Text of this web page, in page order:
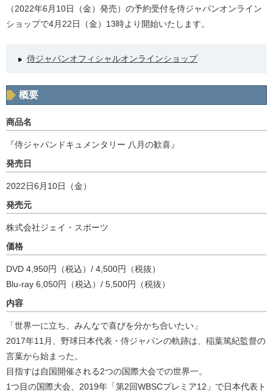
（2022年6月10日（金）発売）の予約受付を侍ジャパンオンライン
ショップで4月22日（金）13時より開始いたします。
侍ジャパンオフィシャルオンラインショップ
概要
商品名
『侍ジャパンドキュメンタリー 八月の歓喜』
発売日
2022日6月10日（金）
発売元
株式会社ジェイ・スポーツ
価格
DVD 4,950円（税込）/ 4,500円（税抜）
Blu-ray 6,050円（税込）/ 5,500円（税抜）
内容
「世界一に立ち、みんなで喜びを分かち合いたい」
2017年11月、野球日本代表・侍ジャパンの軌跡は、稲葉篤紀監督の
言葉から始まった。
目指すは自国開催される2つの国際大会での世界一。
1つ目の国際大会、2019年「第2回WBSCプレミア12」で日本代表ト